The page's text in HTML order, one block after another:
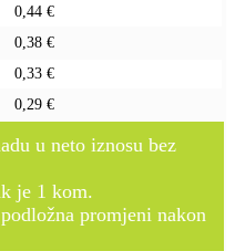
0,44 €
0,38 €
0,33 €
0,29 €
u neto iznosu bez
je 1 kom.
promjeni nakon